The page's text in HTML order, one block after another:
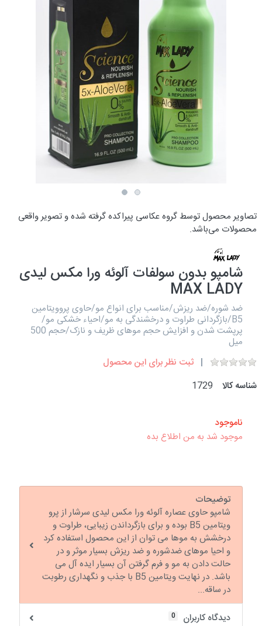
تصاویر محصول توسط گروه عکاسی پیراکده گرفته شده و تصویر واقعی
محصولات می‌باشد.
شامپو بدون سولفات آلوئه ورا مکس لیدی
MAX LADY
ضد شوره/ضد ریزش/مناسب برای انواع مو/حاوی پروویتامین
B5/بازگردانی طراوت و درخشندگی به مو/احیاء خشکی مو/
پرپشت شدن و افزایش حجم موهای ظریف و نازک/حجم 500
میل
ثبت نظر برای این محصول
شناسه کالا
1729
ناموجود
موجود شد به من اطلاع بده
توضیحات
شامپو حاوی عصاره آلوئه ورا مکس لیدی سرشار از پرو
ویتامین B5 بوده و برای بازگرداندن زیبایی، طراوت و
درخشش به موها می توان از این محصول استفاده کرد
و احیا موهای ضدشوره و ضد ریزش بسیار موثر و در
حالت دادن به مو و فرم گرفتن آن بسیار ایده آل می
باشد. در نهایت ویتامین B5 با جذب و نگهداری رطوبت
در ساقه...
دیدگاه کاربران
0